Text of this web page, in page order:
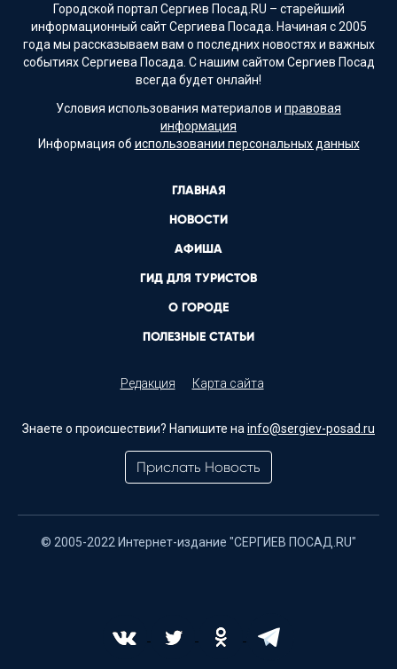
Городской портал Сергиев Посад.RU – старейший
информационный сайт Сергиева Посада. Начиная с 2005
года мы рассказываем вам о последних новостях и важных
событиях Сергиева Посада. С нашим сайтом Сергиев Посад
всегда будет онлайн!
Условия использования материалов и правовая
информация
Информация об использовании персональных данных
ГЛАВНАЯ
НОВОСТИ
АФИША
ГИД ДЛЯ ТУРИСТОВ
О ГОРОДЕ
ПОЛЕЗНЫЕ СТАТЬИ
Редакция Карта сайта
Знаете о происшествии? Напишите на info@sergiev-posad.ru
Прислать Новость
© 2005-2022 Интернет-издание "СЕРГИЕВ ПОСАД.RU"